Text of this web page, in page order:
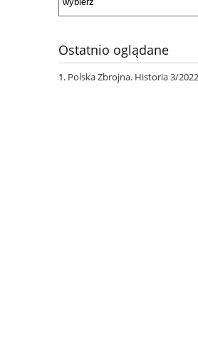
Ostatnio oglądane
Polska Zbrojna. Historia 3/2022